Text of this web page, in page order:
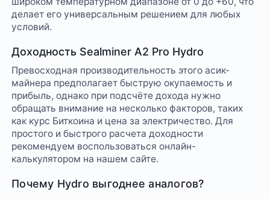
делает его универсальным решением для любых
условий.
Доходность Sealminer A2 Pro Hydro
Превосходная производительность этого асик-
майнера предполагает быструю окупаемость и
прибыль, однако при подсчёте дохода нужно
обращать внимание на несколько факторов, таких
как курс Биткоина и цена за электричество. Для
простого и быстрого расчета доходности
рекомендуем воспользоваться онлайн-
калькулятором на нашем сайте.
Почему Hydro выгоднее аналогов?